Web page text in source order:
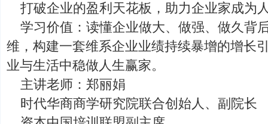
打破企业的盈利天花板，助力企业家成为
学习价值：读懂企业做大、做强、做久背
维，构建一套维系企业业绩持续暴增的增长
业与生活中稳做人生赢家。
主讲老师：郑丽娟
时代华商商学研究院联合创始人、副院长